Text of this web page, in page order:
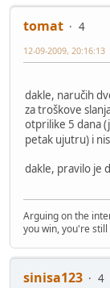
tomat
4
12-09-2009, 20:16:13
dakle, naručih
za troškove
otprilike 5 dana
petak ujutru) i
dakle, pravilo je
Arguing on the
you win, you're
sinisa123
4